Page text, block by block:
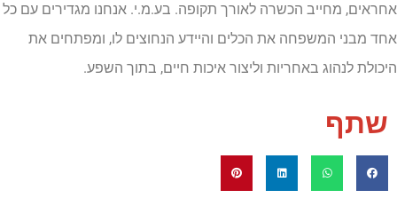
אחראים, מחייב הכשרה לאורך תקופה. בע.מ.י. אנחנו מגדירים עם כל
אחד מבני המשפחה את הכלים והיידע הנחוצים לו, ומפתחים את
היכולת לנהוג באחריות וליצור איכות חיים, בתוך השפע.
שתף